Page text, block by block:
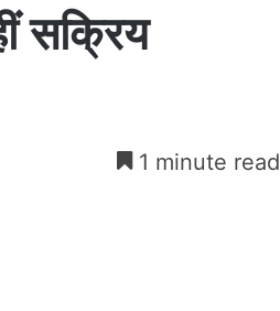
सक्रिय
1 minute read